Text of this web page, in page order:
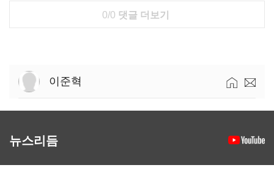
0/0 댓글 더보기
이준혁
뉴스리듬